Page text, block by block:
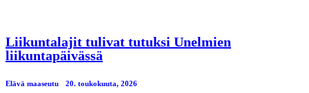
Liikuntalajit tulivat tutuksi Unelmien
liikuntapäivässä
Elävä maaseutu 20. toukokuuta, 2026